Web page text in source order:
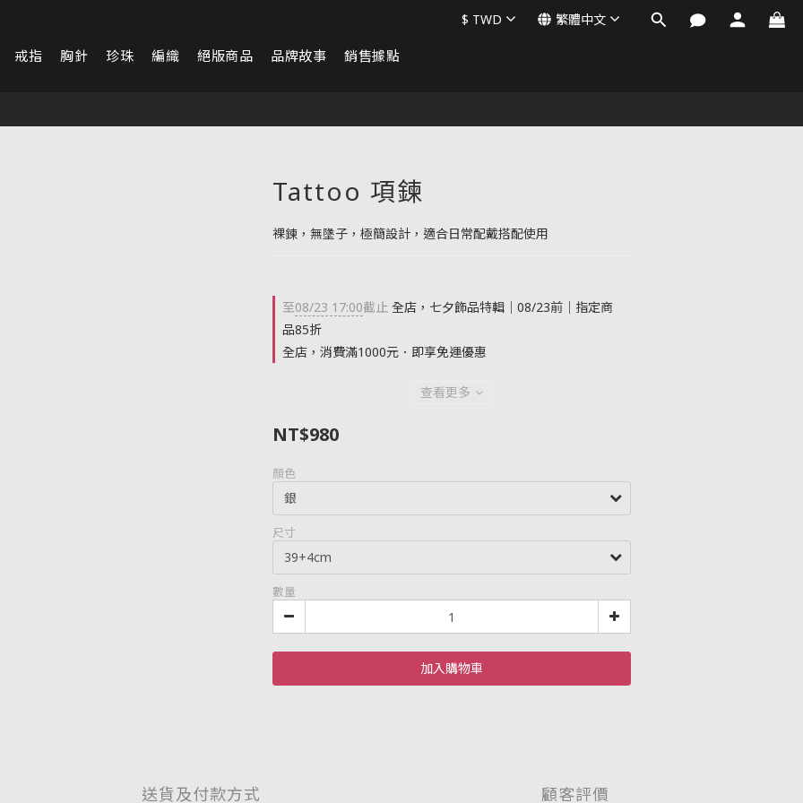
戒指 胸針 珍珠 編織 絕版商品 品牌故事 銷售據點
$ TWD 繁體中文
Tattoo 項鍊
裸鍊，無墬子，極簡設計，適合日常配戴搭配使用
至08/23 17:00截止全店，七夕飾品特輯｜08/23前｜指定商
品85折
全店，消費滿1000元．即享免運優惠
查看更多
NT$980
顏色
尺寸
數量
加入購物車
送貨及付款方式 顧客評價